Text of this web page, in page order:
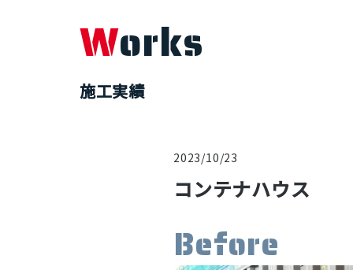
Works
施工実績
2023/10/23
コンテナハウス
Before